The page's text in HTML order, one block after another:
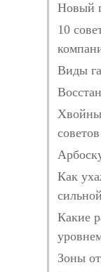
Новый
10
Виды
советов
Как
Какие
Зоны